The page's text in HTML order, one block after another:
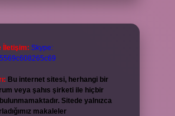
İletişim: Skype:
Bu internet sitesi, herhangi bir
veya şahıs şirketi ile hiçbir
bulunmamaktadır. Sitede yalnızca
makaleler